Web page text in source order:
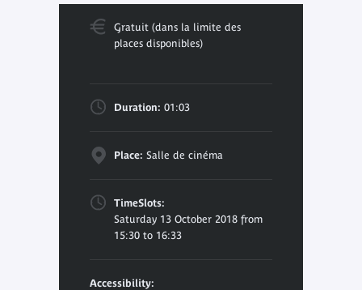
Gratuit (dans la limite des
places disponibles)
Duration: 01:03
Place: Salle de cinéma
TimeSlots:
Saturday 13 October 2018 from
15:30 to 16:33
Accessibility: